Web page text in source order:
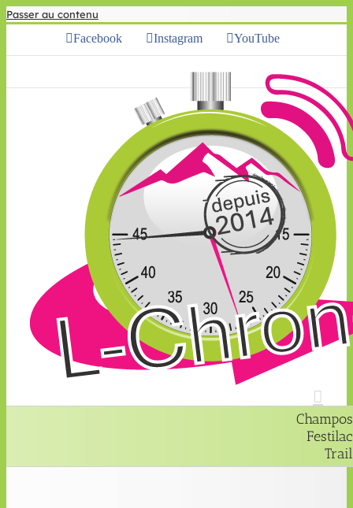
Passer au contenu
Facebook Instagram YouTube
Champos
Festilac
Trail